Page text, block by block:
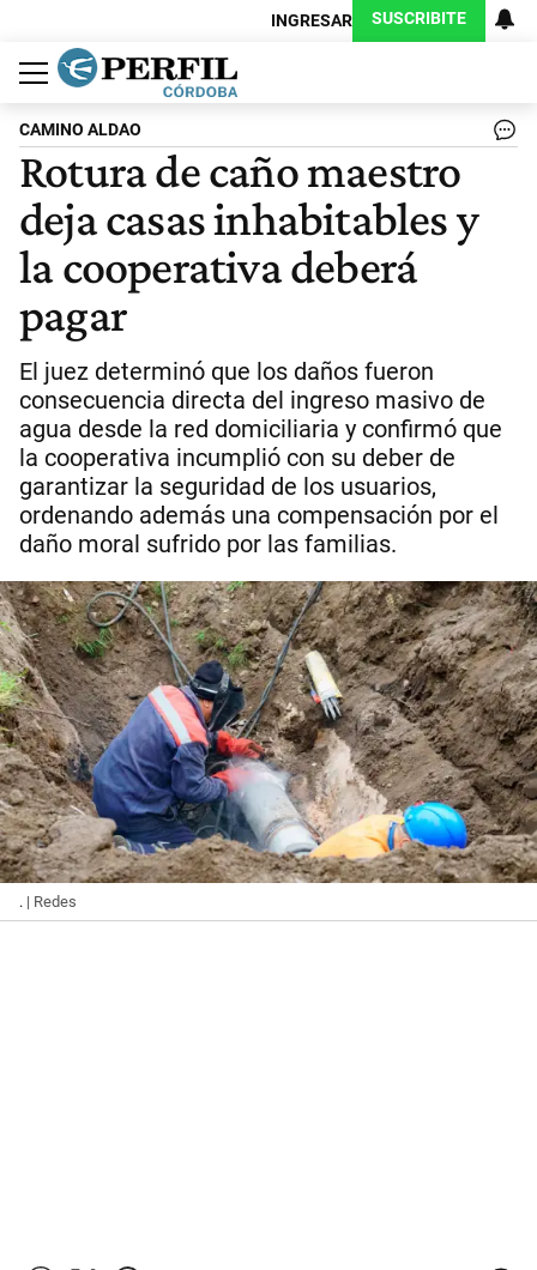
INGRESAR SUSCRIBITE
Política
Economía
Judiciales
Sociedad
Cultura
Espectáculos
Deportes
Protagonistas
CAMINO ALDAO
Rotura de caño maestro
deja casas inhabitables y
la cooperativa deberá
pagar
El juez determinó que los daños fueron
consecuencia directa del ingreso masivo de
agua desde la red domiciliaria y confirmó que
la cooperativa incumplió con su deber de
garantizar la seguridad de los usuarios,
ordenando además una compensación por el
daño moral sufrido por las familias.
. | Redes